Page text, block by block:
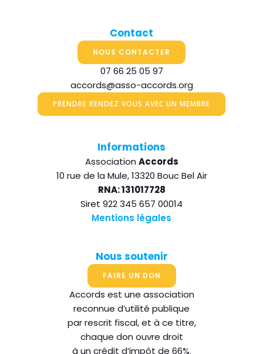
Contact
NOUS CONTACTER
07 66 25 05 97
accords@asso-accords.org
PRENDRE RENDEZ VOUS AVEC UN MEMBRE
Informations
Association Accords
10 rue de la Mule, 13320 Bouc Bel Air
RNA: 131017728
Siret 922 345 657 00014
Mentions légales
Nous soutenir
FAIRE UN DON
Accords est une association
reconnue d’utilité publique
par rescrit fiscal, et à ce titre,
chaque don ouvre droit
à un crédit d’impôt de 66%.